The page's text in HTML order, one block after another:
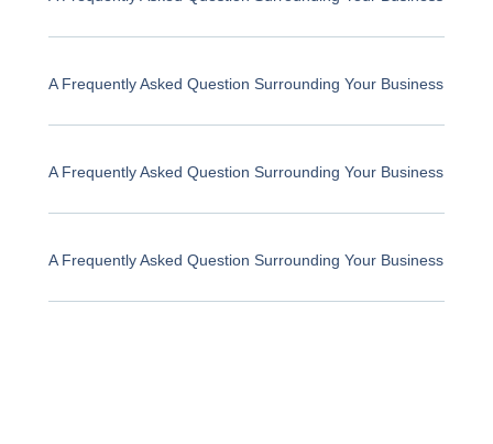
A Frequently Asked Question Surrounding Your Business
A Frequently Asked Question Surrounding Your Business
A Frequently Asked Question Surrounding Your Business